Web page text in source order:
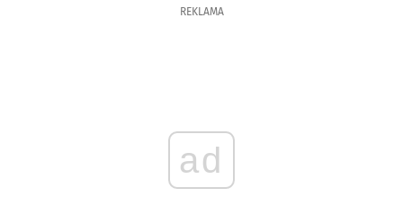
REKLAMA
ad